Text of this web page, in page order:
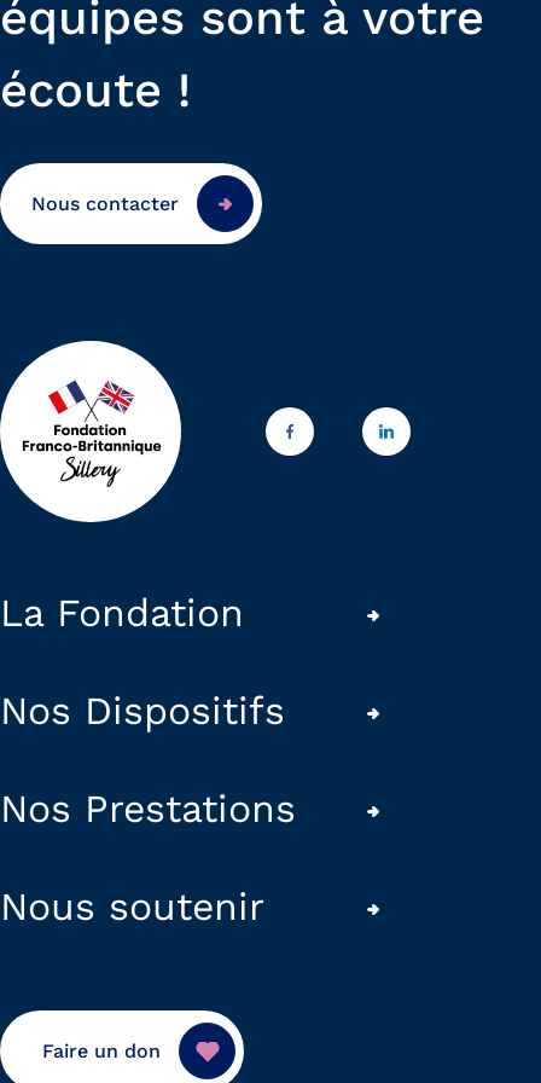
équipes sont à votre
écoute !
Nous contacter
La Fondation
Nos Dispositifs
Nos Prestations
Nous soutenir
Faire un don